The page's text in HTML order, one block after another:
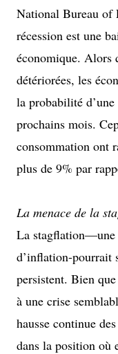
National Bureau of
récession est une
économique. Alors
détériorées, les
la probabilité
prochains mois.
consommation ont
plus de 9% par
La menace de la
La stagflation—une
d’inflation-pourrait
persistent. Bien
à une crise
hausse continue
dans la position où